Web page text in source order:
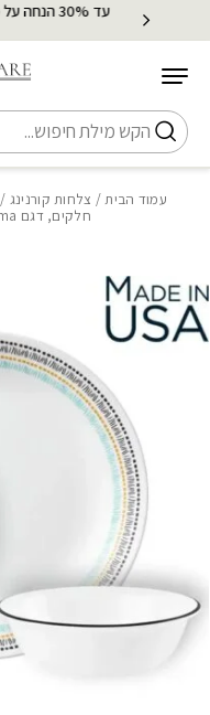
Skip to Content
חיפוש
עמוד הבית/ צלחות קורנינג /
חלקים, דגם Paloma קורנינג, תוצרת ארה”ב
בחזרה למעלה